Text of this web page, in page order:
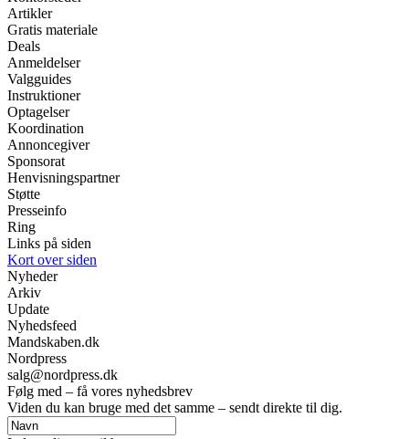
Artikler
Gratis materiale
Deals
Anmeldelser
Valgguides
Instruktioner
Optagelser
Koordination
Annoncegiver
Sponsorat
Henvisningspartner
Støtte
Presseinfo
Ring
Links på siden
Kort over siden
Nyheder
Arkiv
Update
Nyhedsfeed
Mandskaben.dk
Nordpress
salg@nordpress.dk
Følg med – få vores nyhedsbrev
Viden du kan bruge med det samme – sendt direkte til dig.